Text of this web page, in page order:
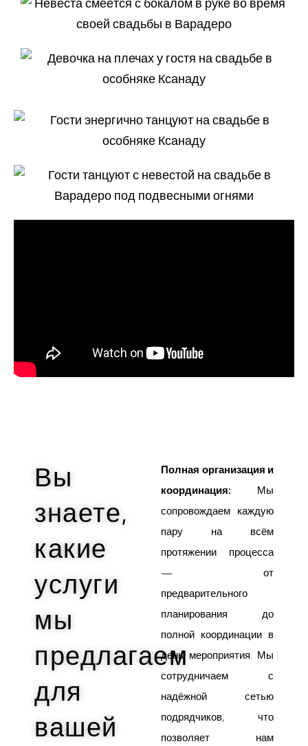
Вы
знаете,
какие
услуги
мы
предлагаем
для
вашей
Полная организация и
координация: Мы
сопровождаем каждую
пару на всём
протяжении процесса
— от
предварительного
планирования до
полной координации в
день мероприятия. Мы
сотрудничаем с
надёжной сетью
подрядчиков, что
позволяет нам